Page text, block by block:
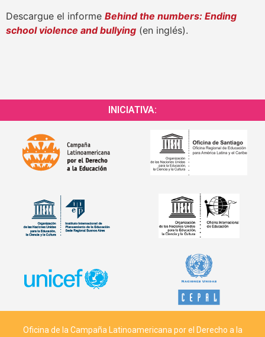
Descargue el informe Behind the numbers: Ending
school violence and bullying (en inglés).
INICIATIVA:
Oficina de la Campaña Latinoamericana por el Derecho a la